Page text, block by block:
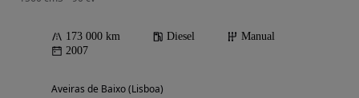
173 000 km Diesel
Manual
2007
Aveiras de Baixo (Lisboa)